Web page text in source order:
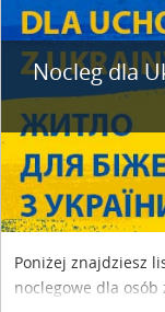
Nocleg dla
Poniżej znajdziesz
noclegowe dla